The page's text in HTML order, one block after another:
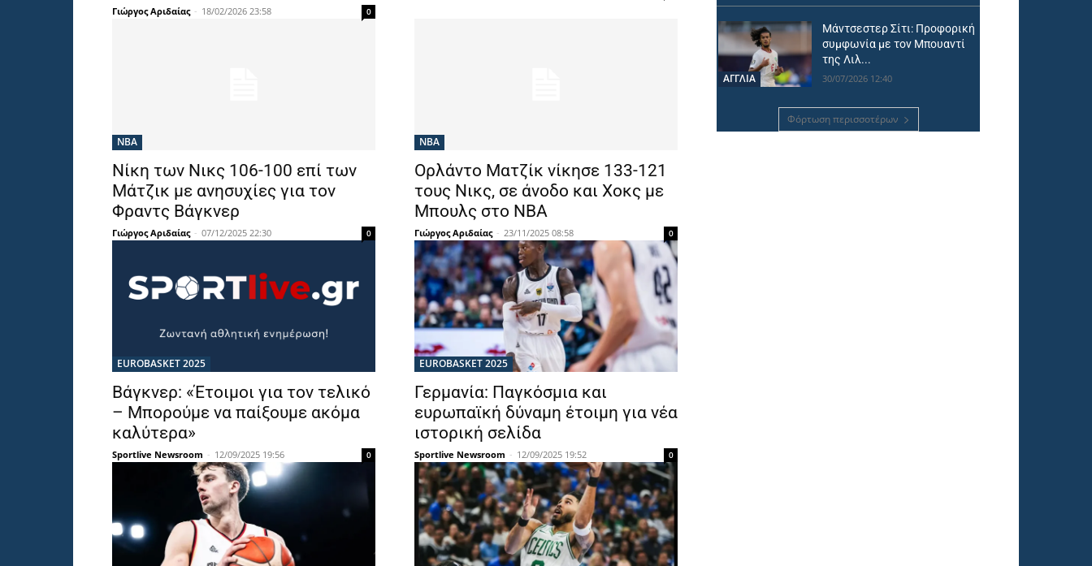
Γιώργος Αριδαίας - 18/02/2026 23:58 0
NBA
Νίκη των Νικς 106-100 επί των
Μάτζικ με ανησυχίες για τον
Φραντς Βάγκνερ
Γιώργος Αριδαίας - 07/12/2025 22:30 0
NBA
Ορλάντο Ματζίκ νίκησε 133-121
τους Νικς, σε άνοδο και Χοκς με
Μπουλς στο ΝΒΑ
Γιώργος Αριδαίας - 23/11/2025 08:58 0
EUROBASKET 2025
Βάγκνερ: «Έτοιμοι για τον τελικό
– Μπορούμε να παίξουμε ακόμα
καλύτερα»
Sportlive Newsroom - 12/09/2025 19:56 0
EUROBASKET 2025
Γερμανία: Παγκόσμια και
ευρωπαϊκή δύναμη έτοιμη για νέα
ιστορική σελίδα
Sportlive Newsroom - 12/09/2025 19:52 0
ΑΓΓΛΙΑ
Μάντσεστερ Σίτι: Προφορική
συμφωνία με τον Μπουαντί
της Λιλ...
30/07/2026 12:40
Φόρτωση περισσοτέρων